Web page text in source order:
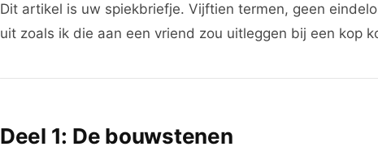
Dit artikel is uw spiekbriefje. Vijftien termen, geen
uit zoals ik die aan een vriend zou uitleggen bij een kop
Deel 1: De bouwstenen